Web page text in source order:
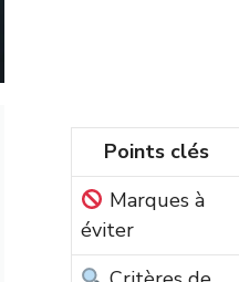
Points clés
Marques à
éviter